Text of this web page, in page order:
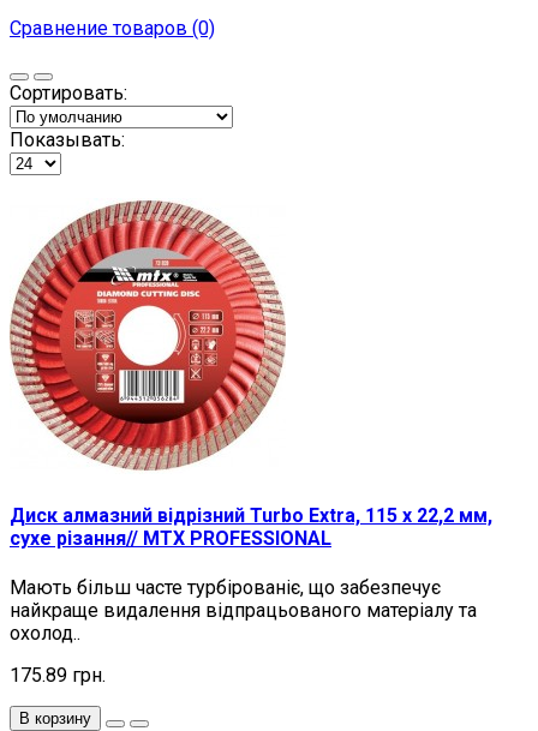
Сравнение товаров (0)
Сортировать:
Показывать:
Диск алмазний відрізний Turbo Extra, 115 х 22,2 мм,
сухе різання// MTX PROFESSIONAL
Мають більш часте турбірованіє, що забезпечує
найкраще видалення відпрацьованого матеріалу та
охолод..
175.89 грн.
В корзину